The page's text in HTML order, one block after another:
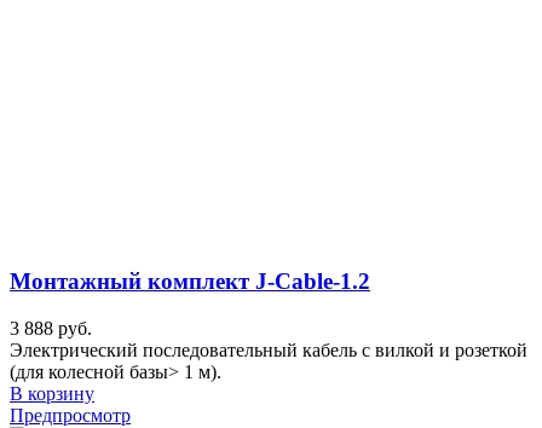
Монтажный комплект J-Cable-1.2
3 888 руб.
Электрический последовательный кабель с вилкой и розеткой
(для колесной базы> 1 м).
В корзину
Предпросмотр